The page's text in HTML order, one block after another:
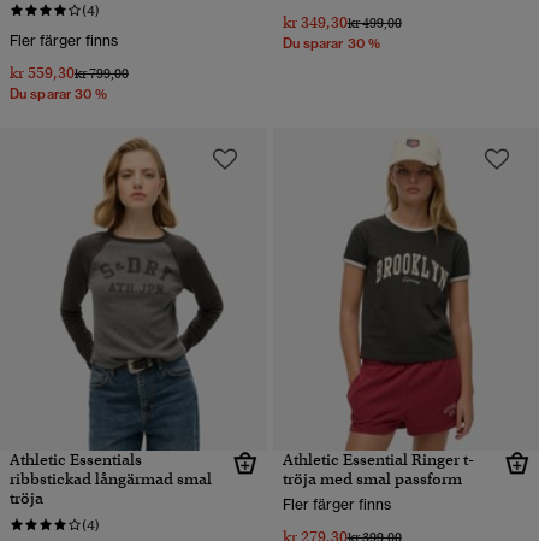
(4)
Fler färger finns
kr 559,30Pris reducerat från
kr 799,00till
Du sparar 30 %
kr 349,30Pris reducerat från
kr 499,00till
Du sparar 30 %
Athletic Essentials
ribbstickad långärmad smal
tröja
(4)
Athletic Essential Ringer t-
tröja med smal passform
Fler färger finns
kr 279,30Pris reducerat från
kr 399,00till